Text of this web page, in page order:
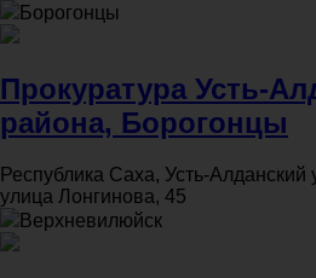
Борогонцы
Прокуратура Усть-
района, Борогонцы
Республика Саха, Усть-Алданский
улица Лонгинова, 45
Верхневилюйск